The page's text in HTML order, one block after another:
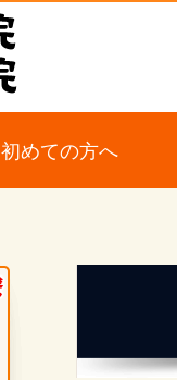
初めての方へ